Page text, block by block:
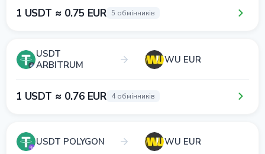
1 USDT ≈ 0.75 EUR 5 обмінників
USDT
ARBITRUM
WU EUR
1 USDT ≈ 0.76 EUR 4 обмінників
USDT POLYGON WU EUR